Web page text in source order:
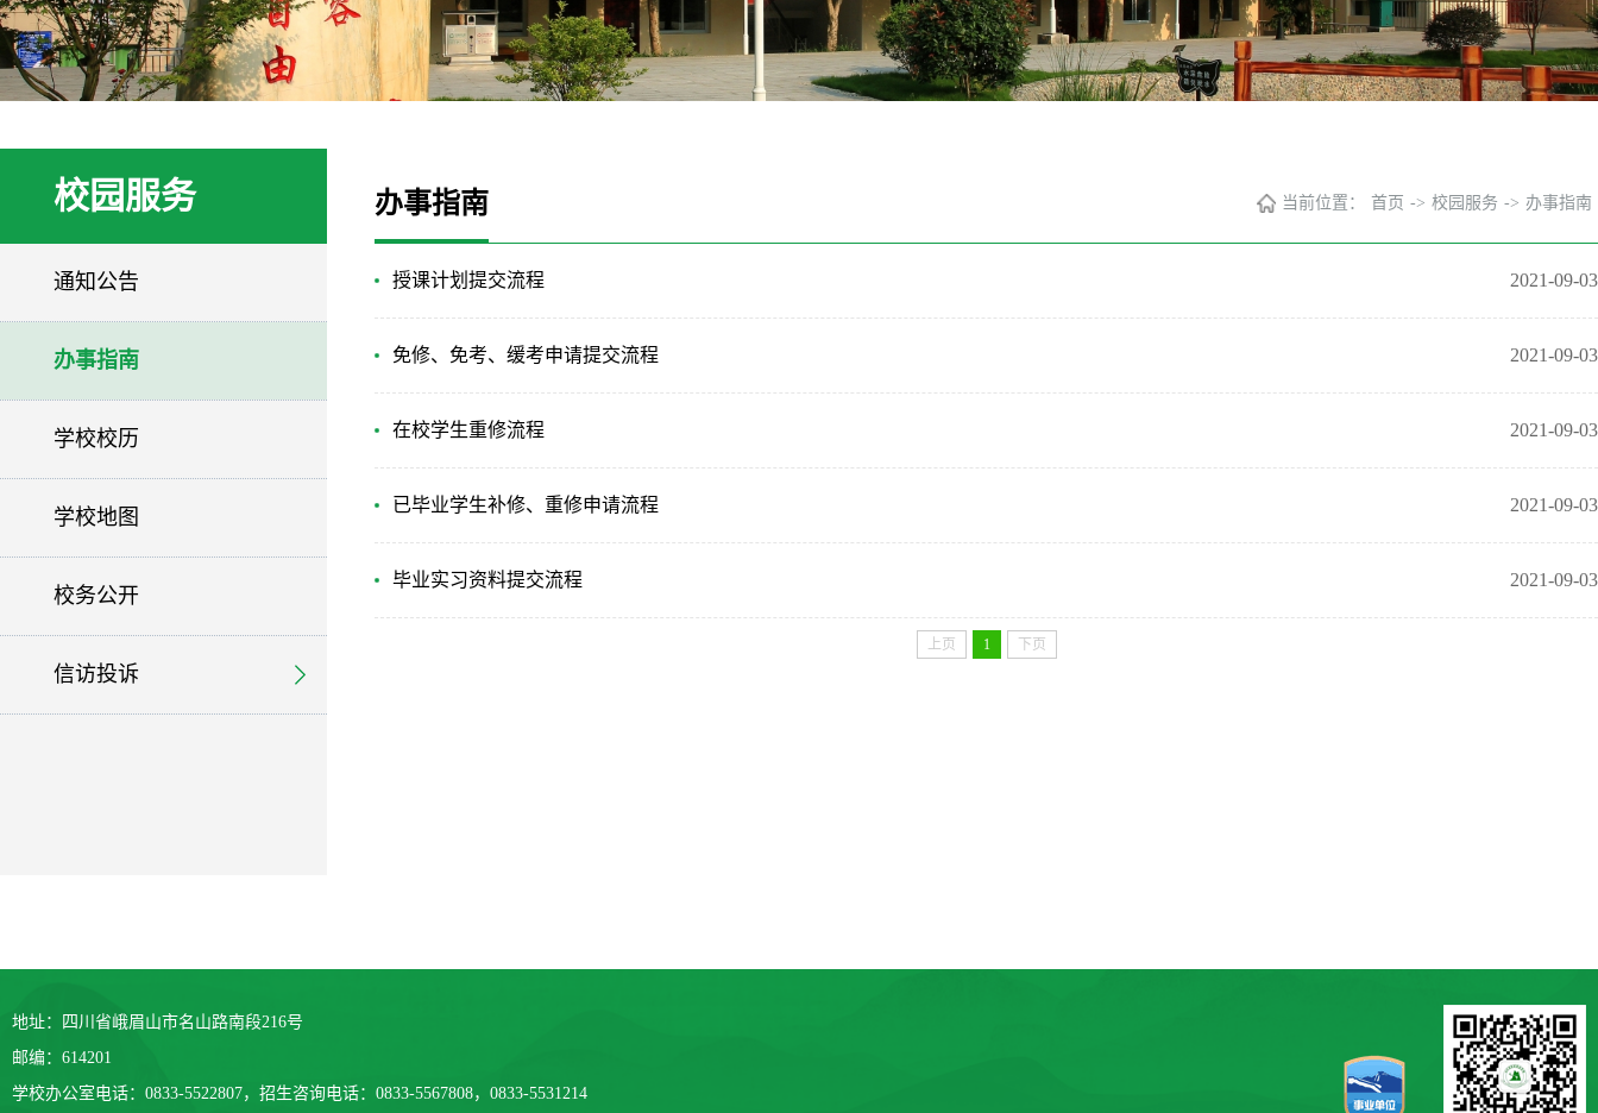
校园服务
通知公告
办事指南
学校校历
学校地图
校务公开
信访投诉
办事指南 当前位置： 首页 -> 校园服务 -> 办事指南
2021-09-03
授课计划提交流程
2021-09-03
免修、免考、缓考申请提交流程
2021-09-03
在校学生重修流程
2021-09-03
已毕业学生补修、重修申请流程
2021-09-03
毕业实习资料提交流程
上页 1 下页
地址：四川省峨眉山市名山路南段216号
邮编：614201
学校办公室电话：0833-5522807，招生咨询电话：0833-5567808，0833-5531214